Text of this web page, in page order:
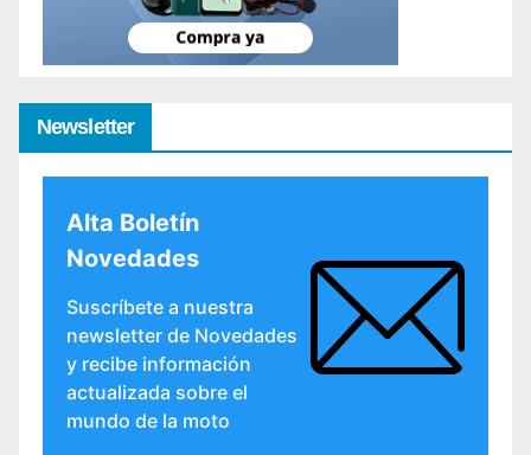
Newsletter
Alta Boletín
Novedades
Suscríbete a nuestra
newsletter de Novedades
y recibe información
actualizada sobre el
mundo de la moto